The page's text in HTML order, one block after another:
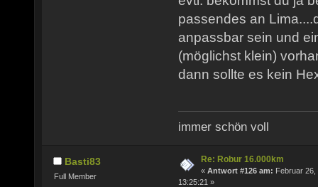
passendes an
anpassbar sein und
(möglichst klein)
dann sollte es kein
immer schön voll
Basti83
Full Member
Re: Robur 16.000km
« Antwort #126 am: Februar 26,
13:25:21 »